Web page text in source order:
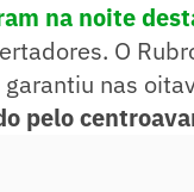
na noite
O
nas
pelo